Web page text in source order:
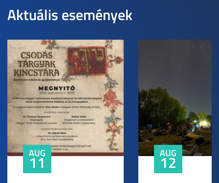
Aktuális események
AUG
11 AUG
12